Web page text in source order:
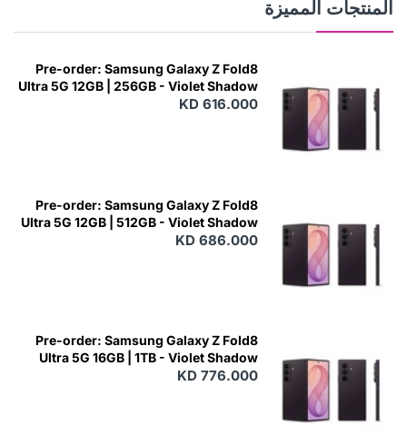
المنتجات المميزة
Pre-order: Samsung Galaxy Z Fold8
Ultra 5G 12GB | 256GB - Violet Shadow
KD 616.000
Pre-order: Samsung Galaxy Z Fold8
Ultra 5G 12GB | 512GB - Violet Shadow
KD 686.000
Pre-order: Samsung Galaxy Z Fold8
Ultra 5G 16GB | 1TB - Violet Shadow
KD 776.000